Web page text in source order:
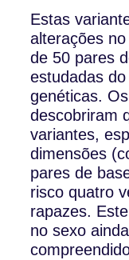
Estas
alterações
de 50 pares
estudadas
genéticas.
descobriram
variantes,
dimensões
pares de
risco quatro
rapazes.
no sexo